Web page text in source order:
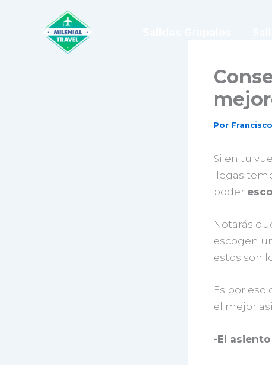
contenido
Por
Si en tu
llegas
poder
Notarás
escogen
estos son
Es por
el mejor
-El